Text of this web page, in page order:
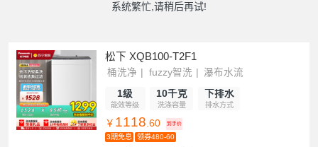
系统繁忙,请稍后再试!
松下 XQB100-T2F1
桶洗净 fuzzy智洗 瀑布水流
1级
能效等级
10千克
洗涤容量
下排水
排水方式
￥ 1118.60 到手价
3期免息 领券480-60